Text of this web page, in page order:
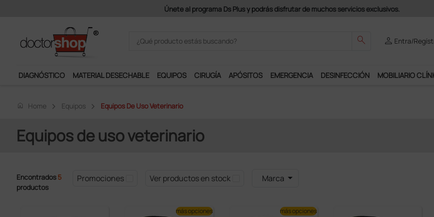
Únete al programa Ds Plus y podrás disfrutar de muchos servicios exclusivos.
search person Entra/
DIAGNÓSTICO MATERIAL DESECHABLE EQUIPOS CIRUGÍA APÓSITOS EMERGENCIA DESINFECCIÓN MOBILIARIO
home Home Equipos Equipos De Uso Veterinario
Equipos de uso veterinario
Encontrados 5
productos
Promociones Ver productos en stock Marca
más opciones más opciones